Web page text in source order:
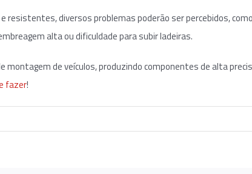
diversos problemas poderão ser percebidos, como
alta ou dificuldade para subir ladeiras.
montagem de veículos, produzindo componentes de alta
fazer!